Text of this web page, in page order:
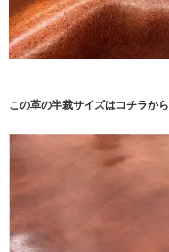
この革の半裁サイズはコチラから